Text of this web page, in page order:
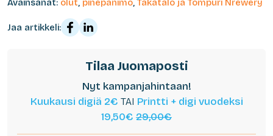
Jaa artikkeli:
Tilaa Juomaposti
Nyt kampanjahintaan!
Kuukausi digiä 2€ TAI Printti + digi vuodeksi
19,50€ 29,00€